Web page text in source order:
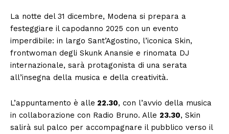
La notte del 31 dicembre, Modena si prepara a
festeggiare il capodanno 2025 con un evento
imperdibile: in largo Sant’Agostino, l’iconica Skin,
frontwoman degli Skunk Anansie e rinomata DJ
internazionale, sarà protagonista di una serata
all’insegna della musica e della creatività.
L’appuntamento è alle 22.30, con l’avvio della musica
in collaborazione con Radio Bruno. Alle 23.30, Skin
salirà sul palco per accompagnare il pubblico verso il